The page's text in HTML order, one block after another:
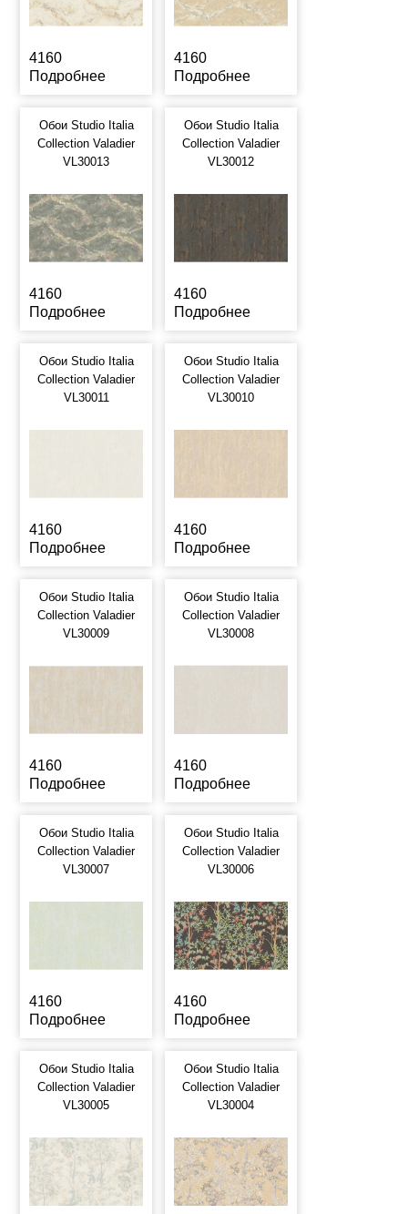
4160
Подробнее
4160
Подробнее
Обои Studio Italia
Collection Valadier
VL30013
4160
Подробнее
Обои Studio Italia
Collection Valadier
VL30012
4160
Подробнее
Обои Studio Italia
Collection Valadier
VL30011
4160
Подробнее
Обои Studio Italia
Collection Valadier
VL30010
4160
Подробнее
Обои Studio Italia
Collection Valadier
VL30009
4160
Подробнее
Обои Studio Italia
Collection Valadier
VL30008
4160
Подробнее
Обои Studio Italia
Collection Valadier
VL30007
4160
Подробнее
Обои Studio Italia
Collection Valadier
VL30006
4160
Подробнее
Обои Studio Italia
Collection Valadier
VL30005
Обои Studio Italia
Collection Valadier
VL30004